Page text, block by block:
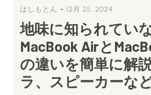
はしもとん - 12月 25, 2024
地味に知られてい
MacBook Airと
の違いを簡単に解
ラ、スピーカーなど